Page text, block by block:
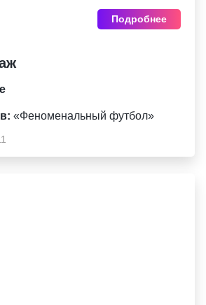
Подробнее
«Феноменальный футбол»